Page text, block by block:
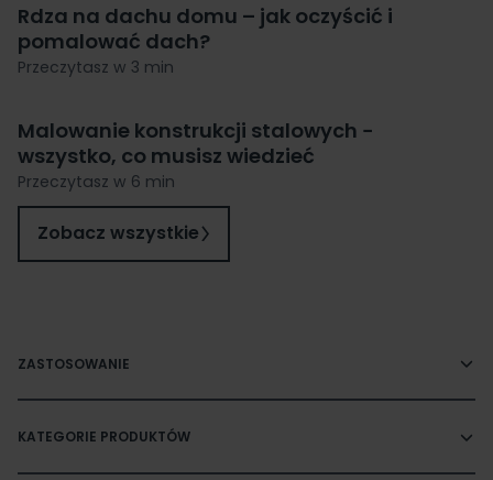
Rdza na dachu domu – jak oczyścić i
pomalować dach?
Przeczytasz w 3 min
Malowanie konstrukcji stalowych −
wszystko, co musisz wiedzieć
Przeczytasz w 6 min
Zobacz wszystkie
ZASTOSOWANIE
KATEGORIE PRODUKTÓW